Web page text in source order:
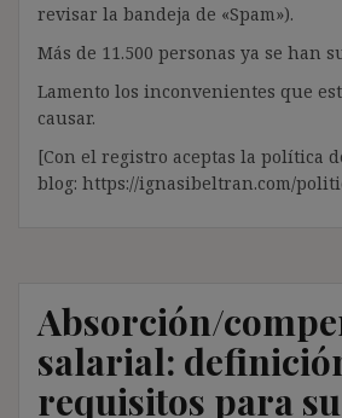
revisar la bandeja de «Spam»).
Más de 11.500 personas ya se han
Lamento los inconvenientes que
causar.
[Con el registro aceptas la política
blog: https://ignasibeltran.com/
Absorción/
salarial:
requisitos para su